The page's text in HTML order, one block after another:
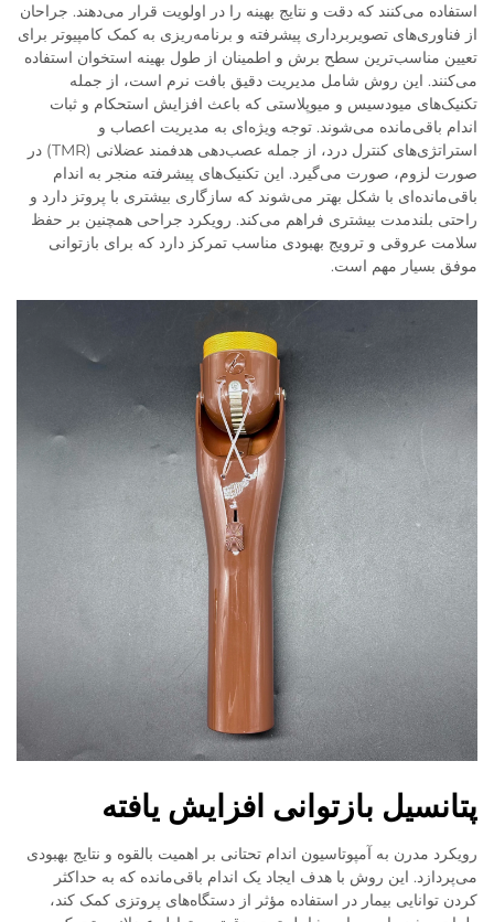
استفاده می‌کنند که دقت و نتایج بهینه را در اولویت قرار می‌دهند. جراحان
از فناوری‌های تصویربرداری پیشرفته و برنامه‌ریزی به کمک کامپیوتر برای
تعیین مناسب‌ترین سطح برش و اطمینان از طول بهینه استخوان استفاده
می‌کنند. این روش شامل مدیریت دقیق بافت نرم است، از جمله
تکنیک‌های میودسیس و میوپلاستی که باعث افزایش استحکام و ثبات
اندام باقی‌مانده می‌شوند. توجه ویژه‌ای به مدیریت اعصاب و
استراتژی‌های کنترل درد، از جمله عصب‌دهی هدفمند عضلانی (TMR) در
صورت لزوم، صورت می‌گیرد. این تکنیک‌های پیشرفته منجر به اندام
باقی‌مانده‌ای با شکل بهتر می‌شوند که سازگاری بیشتری با پروتز دارد و
راحتی بلندمدت بیشتری فراهم می‌کند. رویکرد جراحی همچنین بر حفظ
سلامت عروقی و ترویج بهبودی مناسب تمرکز دارد که برای بازتوانی
موفق بسیار مهم است.
پتانسیل بازتوانی افزایش یافته
رویکرد مدرن به آمپوتاسیون اندام تحتانی بر اهمیت بالقوه و نتایج بهبودی
می‌پردازد. این روش با هدف ایجاد یک اندام باقی‌مانده که به حداکثر
کردن توانایی بیمار در استفاده مؤثر از دستگاه‌های پروتزی کمک کند،